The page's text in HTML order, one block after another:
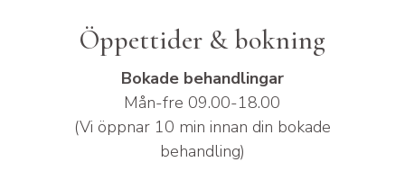
Öppettider & bokning
Bokade behandlingar
Mån-fre 09.00-18.00
(Vi öppnar 10 min innan din bokade
behandling)